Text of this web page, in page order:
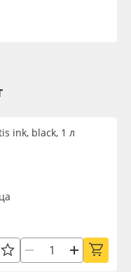
ink, black, 1 л